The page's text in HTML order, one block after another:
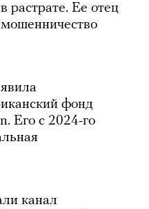
растрате. Ее отец
фонд
Его с 2024-го
канал